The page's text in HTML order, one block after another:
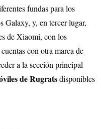
fundas para los
Galaxy, y, en tercer lugar,
de Xiaomi, con los
con otra marca de
a la sección principal
de Rugratsdisponibles